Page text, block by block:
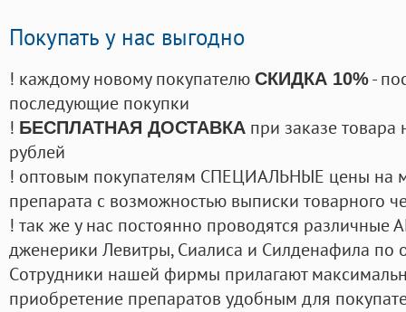
Покупать у нас выгодно
! каждому новому покупателю СКИДКА 10%-
последующие покупки
! БЕСПЛАТНАЯ ДОСТАВКА при заказе
рублей
! оптовым покупателям СПЕЦИАЛЬНЫЕ цены на
препарата с возможностью выписки товарного
! так же у нас постоянно проводятся
дженерики Левитры, Сиалиса и Силденафила по
Cотрудники нашей фирмы прилагают
приобретение препаратов удобным для